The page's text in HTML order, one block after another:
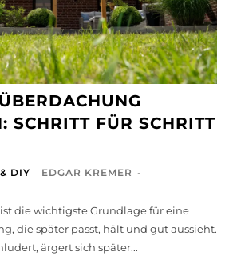
SCHRITT FÜR SCHRITT
DIY EDGAR KREMER -
die wichtigste Grundlage für eine
die später passt, hält und gut aussieht.
ärgert sich später...